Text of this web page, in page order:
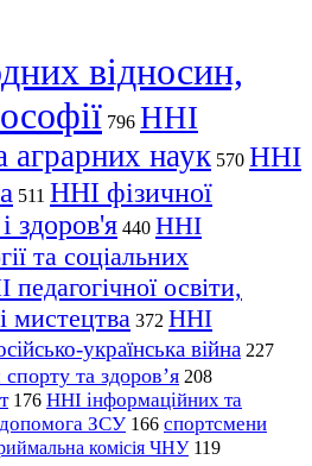
відносин,
796 ННІ
аграрних наук 570 ННІ
511 ННІ фізичної
здоров'я 440 ННІ
та соціальних
педагогічної освіти,
мистецтва 372 ННІ
українська війна 227
та здоров’я 208
176 ННІ інформаційних та
допомога ЗСУ 166 спортсмени
комісія ЧНУ 119